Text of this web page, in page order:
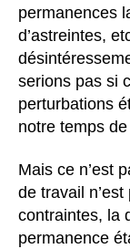
permanences
d’astreintes,
serions pas si
perturbations
notre temps
Mais ce n’est
de travail
contraintes, la
permanence